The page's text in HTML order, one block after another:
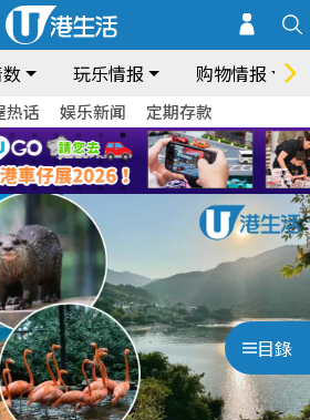
玩乐情报 购物情报
热话 娱乐新闻 定期存款
目錄